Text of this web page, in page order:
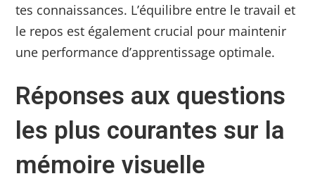
tes connaissances. L’équilibre entre le travail et
le repos est également crucial pour maintenir
une performance d’apprentissage optimale.
Réponses aux questions
les plus courantes sur la
mémoire visuelle